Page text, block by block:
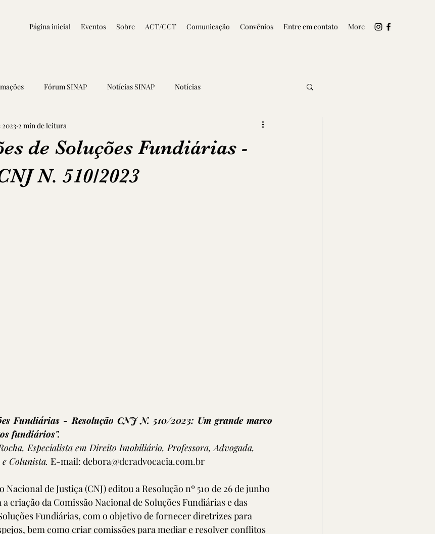
Página inicial Eventos Sobre ACT/CCT Comunicação Convênios Entre em contato More
Fórum SINAP Notícias SINAP Notícias
de Soluções Fundiárias -
N. 510/2023
2023 2 min de leitura
Fundiárias - Resolução CNJ N. 510/2023: Um grande marco
fundiários".
Especialista em Direito Imobiliário, Professora, Advogada,
Colunista. E-mail: debora@dcradvocacia.com.br
de Justiça (CNJ) editou a Resolução nº 510 de 26 de junho
criação da Comissão Nacional de Soluções Fundiárias e das
Fundiárias, com o objetivo de fornecer diretrizes para
bem como criar comissões para mediar e resolver conflitos